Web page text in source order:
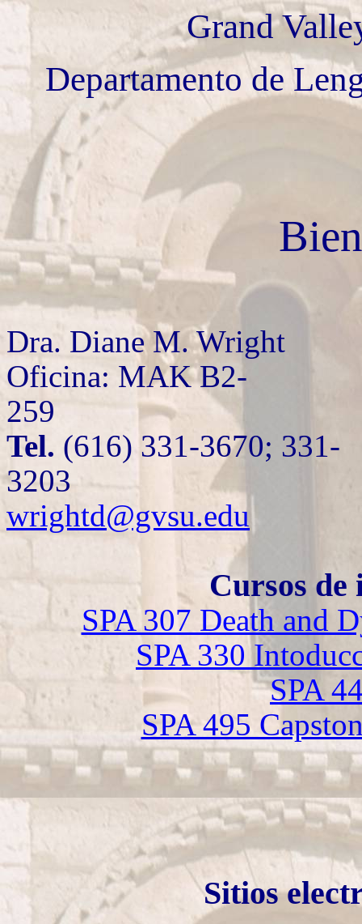
Grand
Departamento de
Dra. Diane M. Wright
Oficina: MAK B2-
Tel. (616) 331-3670; 331-
3203
wrightd@gvsu.edu
Cursos de
SPA 307 Death and
SPA 330
SPA
SPA 495
Sitios